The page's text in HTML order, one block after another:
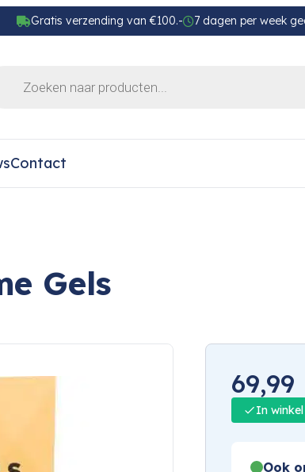
Gratis verzending van €100.- 7 dagen per week
Contact
Gels
69,99
In
Ook